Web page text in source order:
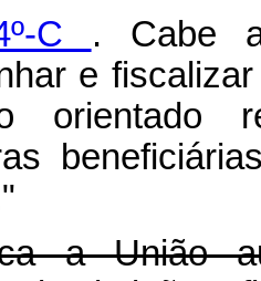
C . Cabe
e
orientado
a União